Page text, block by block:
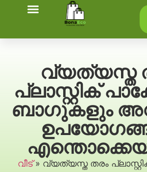
വ്യത്യസ്ത
പ്ലാസ്റ്റിക്
ബാഗുകളും
വീട്» വ്യത്യസ്ത തരം